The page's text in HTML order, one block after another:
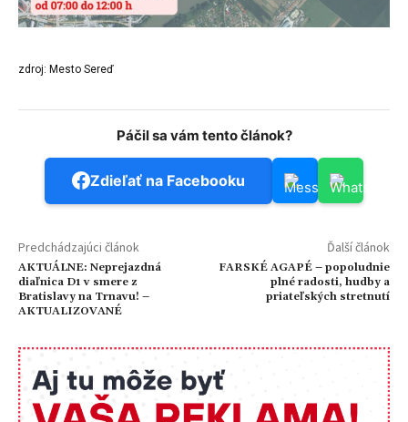
zdroj: Mesto Sereď
Páčil sa vám tento článok?
Zdieľať na Facebooku
Predchádzajúci článok
AKTUÁLNE: Neprejazdná
diaľnica D1 v smere z
Bratislavy na Trnavu! –
AKTUALIZOVANÉ
Ďalší článok
FARSKÉ AGAPÉ – popoludnie
plné radosti, hudby a
priateľských stretnutí